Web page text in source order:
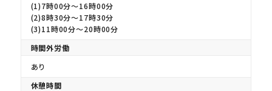
(1)7時00分〜16時00分
(2)8時30分〜17時30分
(3)11時00分〜20時00分
時間外労働
あり
休憩時間